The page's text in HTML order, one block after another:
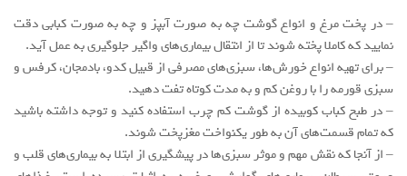
– در پخت مرغ و انواع گوشت چه به صورت آبپز و چه به صورت کبابی دقت
نمایید که کاملا پخته شوند تا از انتقال بیماری‌های واگیر جلوگیری به عمل آید.
– برای تهیه انواع خورش‌ها، سبزی‌های مصرفی از قبیل کدو، بادمجان، کرفس و
سبزی قورمه را با روغن کم و به مدت کوتاه تفت دهید.
– در طبخ کباب کوبیده از گوشت کم چرب استفاده کنید و توجه داشته باشید
که تمام قسمت‌های آن به طور یکنواخت مغزپخت شوند.
– از آنجا که نقش مهم و موثر سبزی‌ها در پیشگیری از ابتلا به بیماری‌های قلب و